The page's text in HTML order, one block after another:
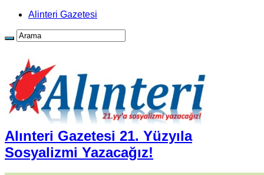
Alinteri Gazetesi
Alınteri Gazetesi 21. Yüzyıla
Sosyalizmi Yazacağız!